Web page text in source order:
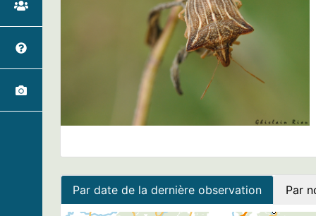
Par date de la dernière observation Par